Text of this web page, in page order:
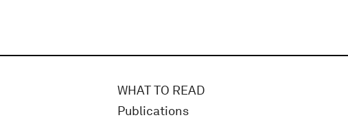
WHAT TO READ
Publications